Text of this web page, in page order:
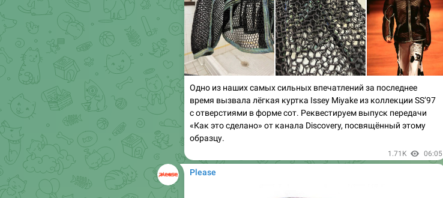
Одно из наших самых сильных впечатлений за последнее
время вызвала лёгкая куртка Issey Miyake из коллекции SS’97
с отверстиями в форме сот. Реквестируем выпуск передачи
«Как это сделано» от канала Discovery, посвящённый этому
образцу.
1.71K 06:05
Please